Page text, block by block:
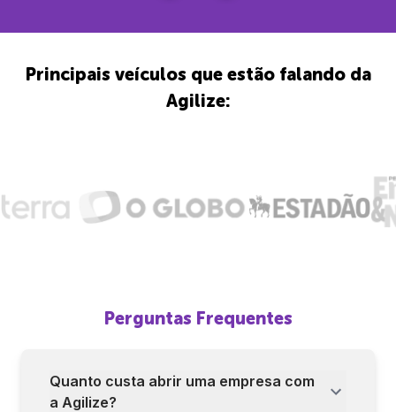
Principais veículos que estão falando da
Agilize:
Perguntas Frequentes
Quanto custa abrir uma empresa com
a Agilize?